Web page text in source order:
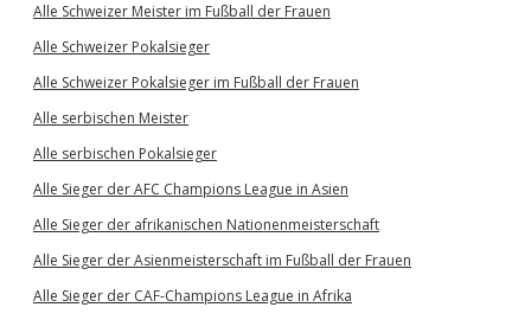
Alle Schweizer Meister im Fußball der Frauen
Alle Schweizer Pokalsieger
Alle Schweizer Pokalsieger im Fußball der Frauen
Alle serbischen Meister
Alle serbischen Pokalsieger
Alle Sieger der AFC Champions League in Asien
Alle Sieger der afrikanischen Nationenmeisterschaft
Alle Sieger der Asienmeisterschaft im Fußball der Frauen
Alle Sieger der CAF-Champions League in Afrika